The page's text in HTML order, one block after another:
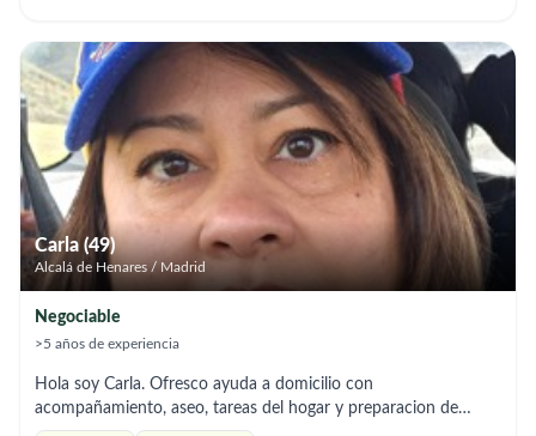
Carla (49)
Alcalá de Henares / Madrid
Negociable
>5 años de experiencia
Hola soy Carla. Ofresco ayuda a domicilio con
acompañamiento, aseo, tareas del hogar y preparacion de
comida, tengo experiencia trabajando en instituciones privadas